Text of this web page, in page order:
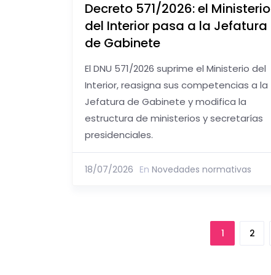
Decreto 571/2026: el Ministerio
del Interior pasa a la Jefatura
de Gabinete
El DNU 571/2026 suprime el Ministerio del
Interior, reasigna sus competencias a la
Jefatura de Gabinete y modifica la
estructura de ministerios y secretarías
presidenciales.
18/07/2026 En Novedades normativas
1 2